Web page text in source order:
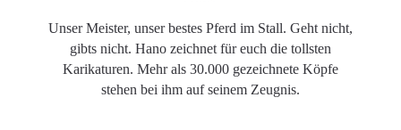
Unser Meister, unser bestes Pferd im Stall. Geht nicht,
gibts nicht. Hano zeichnet für euch die tollsten
Karikaturen. Mehr als 30.000 gezeichnete Köpfe
stehen bei ihm auf seinem Zeugnis.